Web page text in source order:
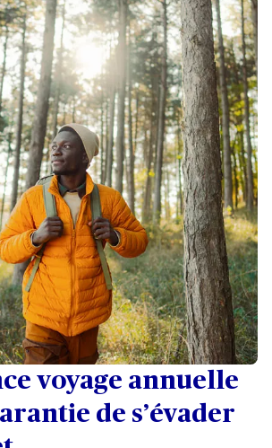
voyage annuelle
de s’évader